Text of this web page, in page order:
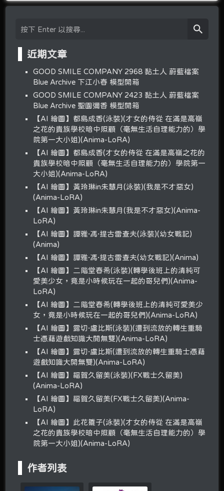
近期文章
GOOD SMILE COMPANY 2968 黏土人 蔚藍檔案
Blue Archive 下江小春 模型開箱
GOOD SMILE COMPANY 2423 黏土人 蔚藍檔案
Blue Archive 聖園彌香 模型開箱
【AI 繪圖】都島成香(泳裝)(才女的侍從 在滿是高嶺
之花的貴族學校暗中照顧（毫無生活自理能力的）學
院第一大小姐)(Anima-LoRA)
【AI 繪圖】都島成香(才女的侍從 在滿是高嶺之花的
貴族學校暗中照顧（毫無生活自理能力的）學院第一
大小姐)(Anima-LoRA)
【AI 繪圖】黃玲琳in朱慧月(泳裝)(我是不才惡女)
(Anima-LoRA)
【AI 繪圖】黃玲琳in朱慧月(我是不才惡女)(Anima-
LoRA)
【AI 繪圖】譚雅·馮·提古雷查夫(泳裝)(幼女戰記)
(Anima)
【AI 繪圖】譚雅·馮·提古雷查夫(幼女戰記)(Anima)
【AI 繪圖】二階堂春希(泳裝)(轉學後班上的清純可
愛美少女，竟是小時候玩在一起的哥兒們)(Anima-
LoRA)
【AI 繪圖】二階堂春希(轉學後班上的清純可愛美少
女，竟是小時候玩在一起的哥兒們)(Anima-LoRA)
【AI 繪圖】露切·盧比斯(泳裝)(遭到流放的轉生重騎
士憑藉遊戲知識大開無雙)(Anima-LoRA)
【AI 繪圖】露切·盧比斯(遭到流放的轉生重騎士憑藉
遊戲知識大開無雙)(Anima-LoRA)
【AI 繪圖】福賀久留美(泳裝)(FX戰士久留美)
(Anima-LoRA)
【AI 繪圖】福賀久留美(FX戰士久留美)(Anima-
LoRA)
【AI 繪圖】此花雛子(泳裝)(才女的侍從 在滿是高嶺
之花的貴族學校暗中照顧（毫無生活自理能力的）學
院第一大小姐)(Anima-LoRA)
作者列表